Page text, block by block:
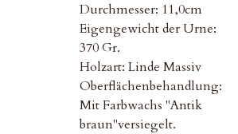
Durchmesser: 11,0cm
Eigengewicht der Urne:
370 Gr.
Holzart: Linde Massiv
Oberflächenbehandlung:
Mit Farbwachs "Antik
braun"versiegelt.